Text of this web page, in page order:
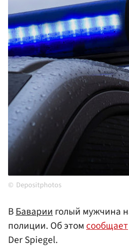
Depositphotos
ВБаварииголый мужчина
полиции. Об этомсообщает
Der Spiegel.